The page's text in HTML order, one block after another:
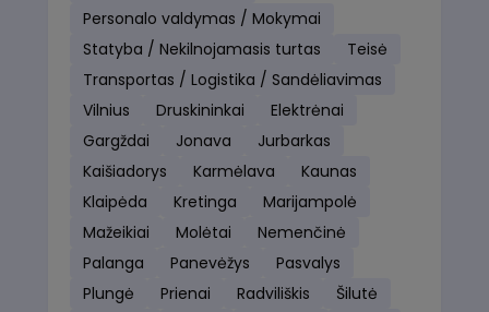
Personalo valdymas / Mokymai
Statyba / Nekilnojamasis turtas
Teisė
Transportas / Logistika / Sandėliavimas
Vilnius
Druskininkai
Elektrėnai
Gargždai
Jonava
Jurbarkas
Kaišiadorys
Karmėlava
Kaunas
Klaipėda
Kretinga
Marijampolė
Mažeikiai
Molėtai
Nemenčinė
Palanga
Panevėžys
Pasvalys
Plungė
Prienai Radviliškis
Šilutė